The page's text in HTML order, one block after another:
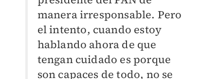
manera irresponsable. Pero
el intento, cuando estoy
hablando ahora de que
tengan cuidado es porque
son capaces de todo, no se